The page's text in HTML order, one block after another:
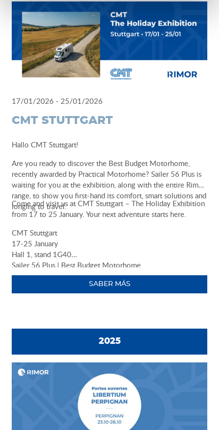
best reflects your idea of camperlife.
Camper & Adventure Expo
28.02 - 01.03
Krakow
www.camperadvexpo.pl-www.taniekamperowanie.pl
17/01/2026 - 25/01/2026
CMT STUTTGART
Hallo CMT Stuttgart!
Are you ready to discover the Best Budget Motorhome,
recently awarded by Practical Motorhome? Sailer 56 Plus is
waiting for you at the exhibition, along with the entire Rimor
range, to show you first-hand its comfort, smart solutions and
longing to travel.
Come and visit us at CMT Stuttgart – The Holiday Exhibition
from 17 to 25 January. Your next adventure starts here.
CMT Stuttgart
17-25 January
Hall 1, stand 1G40
Sailer 56 Plus | Best Budget Motorhome
SABER MÁS
2025